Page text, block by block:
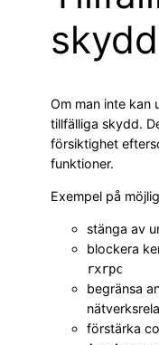
Om man inte kan
tillfälliga skydd.
försiktighet
funktioner.
Exempel på
stänga av
blockera
rxrpc
begränsa
förstärka